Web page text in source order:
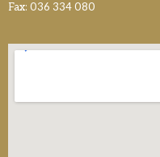
Fax: 036 334 080